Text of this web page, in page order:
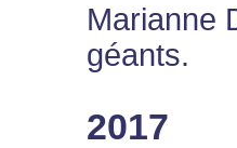
Marianne
géants.
2017